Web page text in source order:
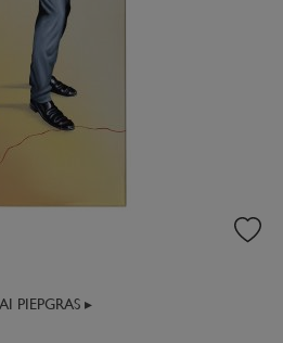
PIEPGRAS ▸